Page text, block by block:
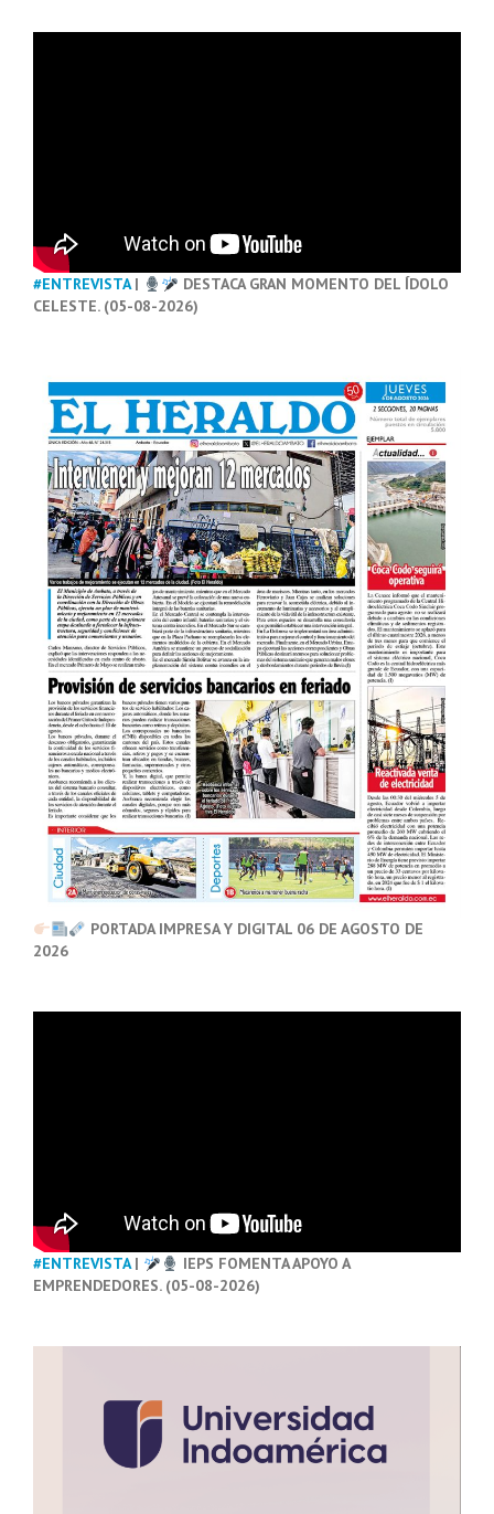
#ENTREVISTA|
DESTACA GRAN MOMENTO DEL ÍDOLO
CELESTE. (05-08-2026)
PORTADA IMPRESA Y DIGITAL 06 DE AGOSTO DE
2026
#ENTREVISTA|
IEPS FOMENTA APOYO A
EMPRENDEDORES. (05-08-2026)